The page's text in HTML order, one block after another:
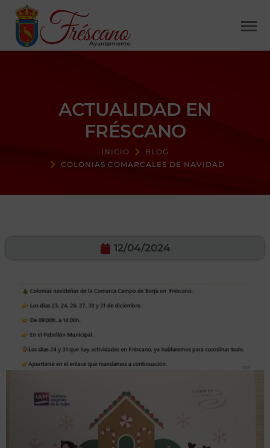
ACTUALIDAD EN
FRÉSCANO
INICIO
BLOG
COLONIAS COMARCALES DE NAVIDAD
12/04/2024